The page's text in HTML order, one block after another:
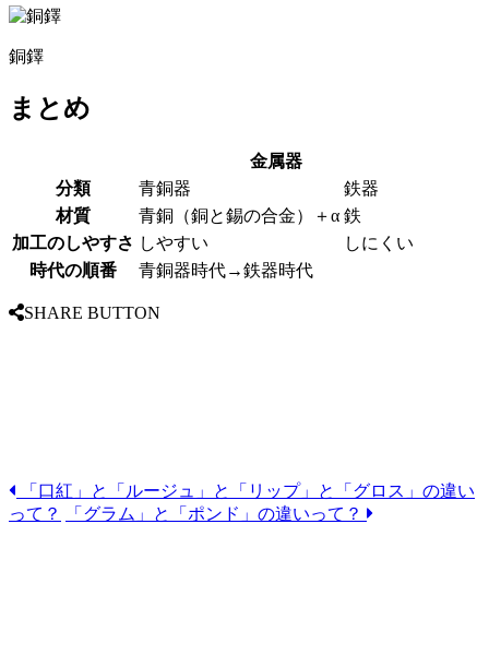
銅鐸
まとめ
金属器
分類
青銅器
鉄器
材質
青銅（銅と錫の合金）＋α 鉄
加工のしやすさ しやすい
しにくい
時代の順番
青銅器時代→鉄器時代
SHARE BUTTON
Email「口紅」と「ルージュ」と「リップ」と「グロス」の違い
って？
「グラム」と「ポンド」の違いって？